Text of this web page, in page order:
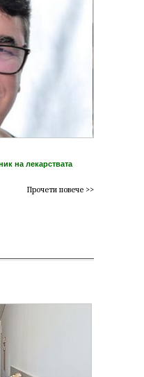
на лекарствата
Прочети повече >>